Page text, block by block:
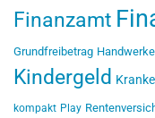
Finanzamt
Grundfreibetrag
Kindergeld
kompakt Play